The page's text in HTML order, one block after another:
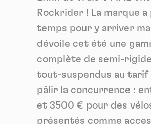
Rockrider ! La marque a
temps pour y arriver
dévoile cet été une
complète de semi-
tout-suspendus au tarif
pâlir la concurrence :
et 3500 € pour des
présentés comme